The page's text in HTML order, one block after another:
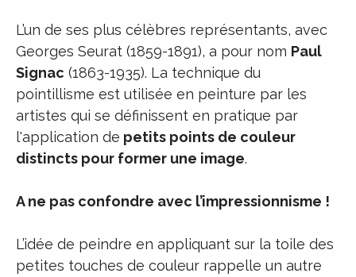
L’un de ses plus célèbres représentants, avec
Georges Seurat (1859-1891), a pour nom Paul
Signac (1863-1935). La technique du
pointillisme est utilisée en peinture par les
artistes qui se définissent en pratique par
l'application de petits points de couleur
distincts pour former une image.
A ne pas confondre avec l’impressionnisme !
L’idée de peindre en appliquant sur la toile des
petites touches de couleur rappelle un autre